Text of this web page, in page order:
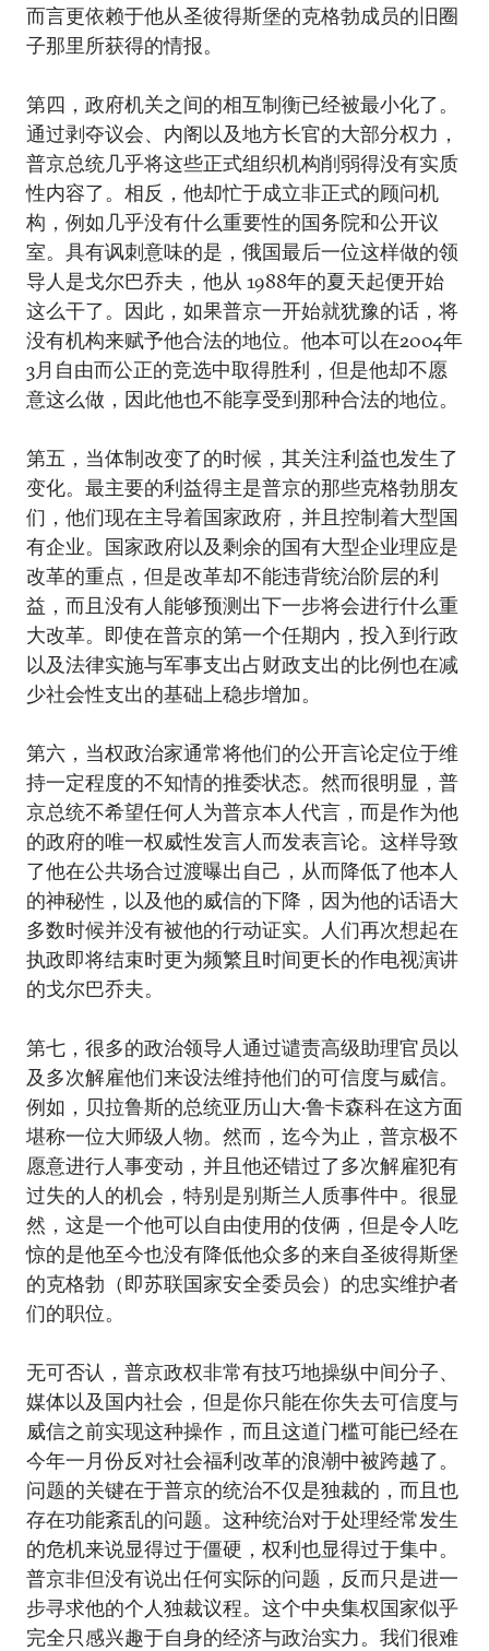
而言更依赖于他从圣彼得斯堡的克格勃成员的旧圈
子那里所获得的情报。
第四，政府机关之间的相互制衡已经被最小化了。
通过剥夺议会、内阁以及地方长官的大部分权力，
普京总统几乎将这些正式组织机构削弱得没有实质
性内容了。相反，他却忙于成立非正式的顾问机
构，例如几乎没有什么重要性的国务院和公开议
室。具有讽刺意味的是，俄国最后一位这样做的领
导人是戈尔巴乔夫，他从 1988年的夏天起便开始
这么干了。因此，如果普京一开始就犹豫的话，将
没有机构来赋予他合法的地位。他本可以在2004年
3月自由而公正的竞选中取得胜利，但是他却不愿
意这么做，因此他也不能享受到那种合法的地位。
第五，当体制改变了的时候，其关注利益也发生了
变化。最主要的利益得主是普京的那些克格勃朋友
们，他们现在主导着国家政府，并且控制着大型国
有企业。国家政府以及剩余的国有大型企业理应是
改革的重点，但是改革却不能违背统治阶层的利
益，而且没有人能够预测出下一步将会进行什么重
大改革。即使在普京的第一个任期内，投入到行政
以及法律实施与军事支出占财政支出的比例也在减
少社会性支出的基础上稳步增加。
第六，当权政治家通常将他们的公开言论定位于维
持一定程度的不知情的推委状态。然而很明显，普
京总统不希望任何人为普京本人代言，而是作为他
的政府的唯一权威性发言人而发表言论。这样导致
了他在公共场合过渡曝出自己，从而降低了他本人
的神秘性，以及他的威信的下降，因为他的话语大
多数时候并没有被他的行动证实。人们再次想起在
执政即将结束时更为频繁且时间更长的作电视演讲
的戈尔巴乔夫。
第七，很多的政治领导人通过谴责高级助理官员以
及多次解雇他们来设法维持他们的可信度与威信。
例如，贝拉鲁斯的总统亚历山大•鲁卡森科在这方面
堪称一位大师级人物。然而，迄今为止，普京极不
愿意进行人事变动，并且他还错过了多次解雇犯有
过失的人的机会，特别是别斯兰人质事件中。很显
然，这是一个他可以自由使用的伎俩，但是令人吃
惊的是他至今也没有降低他众多的来自圣彼得斯堡
的克格勃（即苏联国家安全委员会）的忠实维护者
们的职位。
无可否认，普京政权非常有技巧地操纵中间分子、
媒体以及国内社会，但是你只能在你失去可信度与
威信之前实现这种操作，而且这道门槛可能已经在
今年一月份反对社会福利改革的浪潮中被跨越了。
问题的关键在于普京的统治不仅是独裁的，而且也
存在功能紊乱的问题。这种统治对于处理经常发生
的危机来说显得过于僵硬，权利也显得过于集中。
普京非但没有说出任何实际的问题，反而只是进一
步寻求他的个人独裁议程。这个中央集权国家似乎
完全只感兴趣于自身的经济与政治实力。我们很难